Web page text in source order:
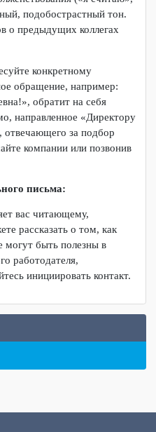
рекомендуют писать
(«я считаю»,
подобострастный тон.
о предыдущих коллегах
конкретному
обращение, например:
направленное «Директору
отвечающего за подбор
компании или позвонив
письма:
рассказать о том, как
могут быть полезны в